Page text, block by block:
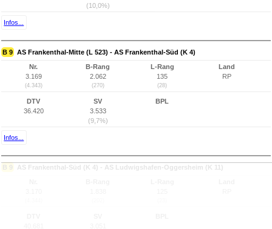
(10,0%)
Infos...
B 9 AS Frankenthal-Mitte (L 523) - AS Frankenthal-Süd (K 4)
Nr.
3.169
(4.343)
B-Rang
2.062
(270)
L-Rang
135
(28)
Land
RP
DTV
36.420
SV
3.533
(9,7%)
BPL
Infos...
B 9 AS Frankenthal-Süd (K 4) - AS Ludwigshafen-Oggersheim (K 11)